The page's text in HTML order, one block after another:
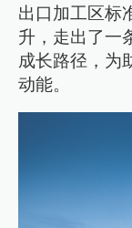
出口加工区标
升，走出了一
成长路径，为
动能。